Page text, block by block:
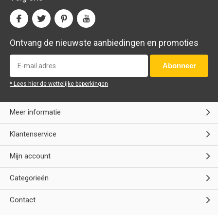
Ontvang de nieuwste aanbiedingen en promoties
Abonneer
* Lees hier de wettelijke beperkingen
Meer informatie
Klantenservice
Mijn account
Categorieën
Contact